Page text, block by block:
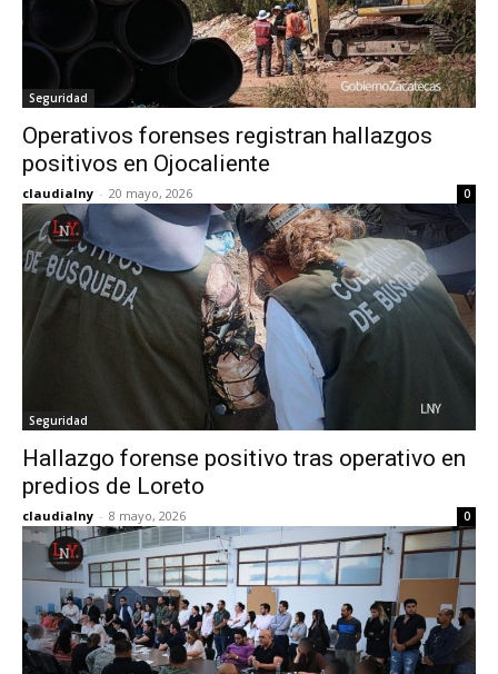
Seguridad
Operativos forenses registran hallazgos
positivos en Ojocaliente
claudialny - 20 mayo, 2026 0
Seguridad
Hallazgo forense positivo tras operativo en
predios de Loreto
claudialny - 8 mayo, 2026 0